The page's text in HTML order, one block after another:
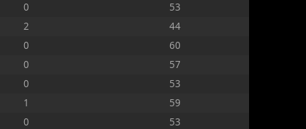
0
53
2
44
0
60
0
57
0
53
1
59
0
53